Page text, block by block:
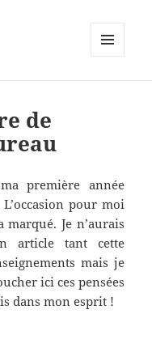
de
première année
pour moi
Je n’aurais
article tant cette
mais je
ici ces pensées
dans mon esprit !